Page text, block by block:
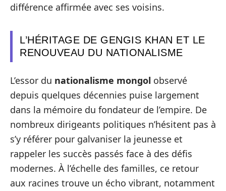
différence affirmée avec ses voisins.
L’HÉRITAGE DE GENGIS KHAN ET LE
RENOUVEAU DU NATIONALISME
L’essor du nationalisme mongol observé
depuis quelques décennies puise largement
dans la mémoire du fondateur de l’empire. De
nombreux dirigeants politiques n’hésitent pas à
s’y référer pour galvaniser la jeunesse et
rappeler les succès passés face à des défis
modernes. À l’échelle des familles, ce retour
aux racines trouve un écho vibrant, notamment